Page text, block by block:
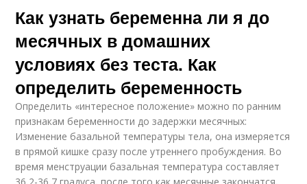
Как узнать беременна ли я до
месячных в домашних
условиях без теста. Как
определить беременность
Определить «интересное положение» можно по ранним
признакам беременности до задержки месячных:
Изменение базальной температуры тела, она измеряется
в прямой кишке сразу после утреннего пробуждения. Во
время менструации базальная температура составляет